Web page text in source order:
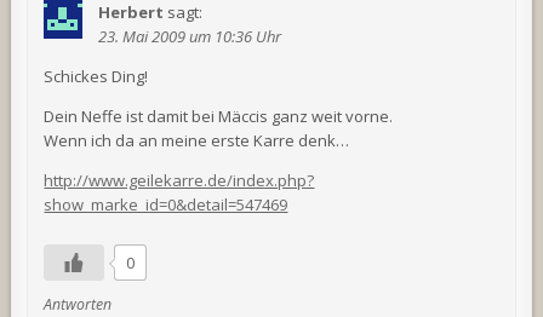
Herbert sagt:
23. Mai 2009 um 10:36 Uhr
Schickes Ding!
Dein Neffe ist damit bei Mäccis ganz weit vorne.
Wenn ich da an meine erste Karre denk…
http://www.geilekarre.de/index.php?
show_marke_id=0&detail=547469
0
Antworten